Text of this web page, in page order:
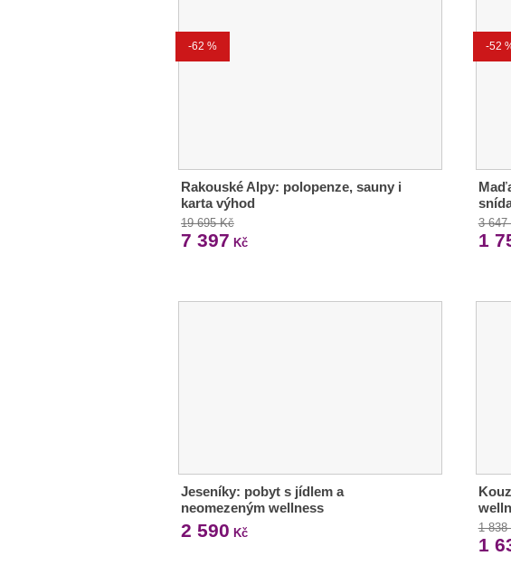
-62 %
Rakouské Alpy: polopenze, sauny i
karta výhod
19 695 Kč
7 397 Kč
-52
3 647
1
Jeseníky: pobyt s jídlem a
neomezeným wellness
2 590 Kč 1 838
1